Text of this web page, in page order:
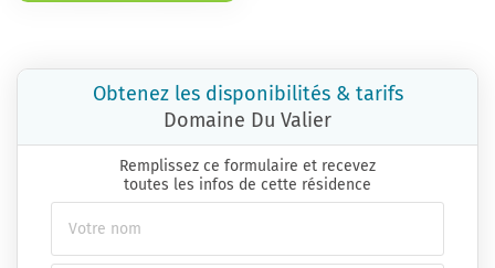
Obtenez les disponibilités & tarifs
Domaine Du Valier
Remplissez ce formulaire et recevez
toutes les infos de cette résidence